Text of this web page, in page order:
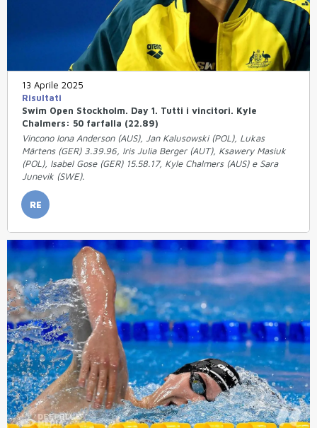
13 Aprile 2025
Risultati
Swim Open Stockholm. Day 1. Tutti i vincitori. Kyle
Chalmers: 50 farfalla (22.89)
Vincono Iona Anderson (AUS), Jan Kalusowski (POL), Lukas
Märtens (GER) 3.39.96, Iris Julia Berger (AUT), Ksawery Masiuk
(POL), Isabel Gose (GER) 15.58.17, Kyle Chalmers (AUS) e Sara
Junevik (SWE).
RE